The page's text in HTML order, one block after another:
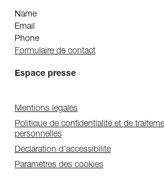
Name
Email
Phone
Formulaire de contact
Espace presse
Mentions légales
Politique de confidentialité et de
personnelles
Déclaration d'accessibilité
Paramètres des cookies